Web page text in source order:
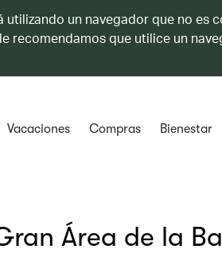
utilizando un navegador que no es
recomendamos que utilice un
Vacaciones Compras Bienestar
Área de la